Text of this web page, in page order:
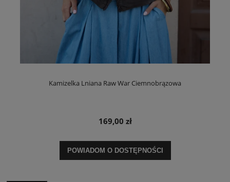
Kamizelka Lniana Raw War Ciemnobrązowa
169,00 zł
POWIADOM O DOSTĘPNOŚCI